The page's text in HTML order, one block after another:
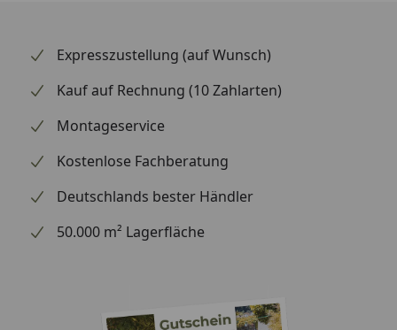
Expresszustellung (auf Wunsch)
Kauf auf Rechnung (10 Zahlarten)
Montageservice
Kostenlose Fachberatung
Deutschlands bester Händler
50.000 m² Lagerfläche